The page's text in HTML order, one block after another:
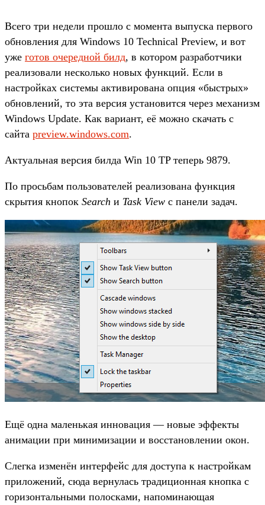
Всего три недели прошло с момента выпуска первого
обновления для Windows 10 Technical Preview, и вот
уже готов очередной билд, в котором разработчики
реализовали несколько новых функций. Если в
настройках системы активирована опция «быстрых»
обновлений, то эта версия установится через механизм
Windows Update. Как вариант, её можно скачать с
сайта preview.windows.com.
Актуальная версия билда Win 10 TP теперь 9879.
По просьбам пользователей реализована функция
скрытия кнопок Search и Task View с панели задач.
Ещё одна маленькая инновация — новые эффекты
анимации при минимизации и восстановлении окон.
Слегка изменён интерфейс для доступа к настройкам
приложений, сюда вернулась традиционная кнопка с
горизонтальными полосками, напоминающая